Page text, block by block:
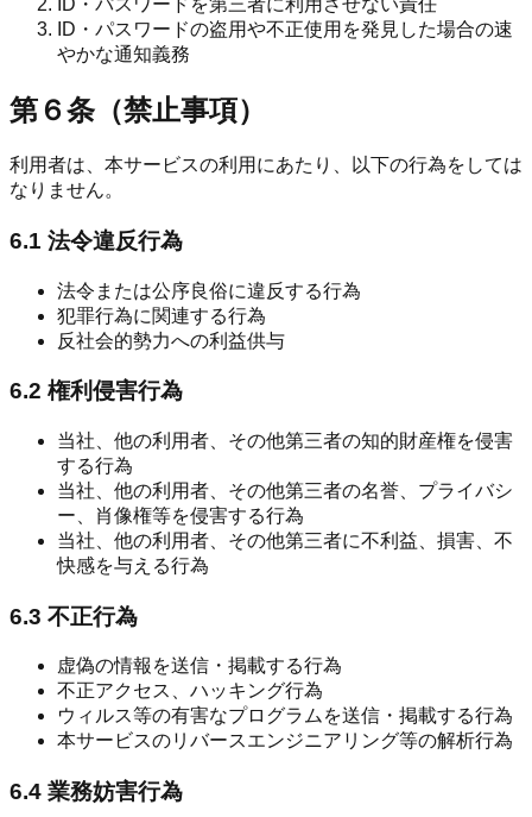
ID・パスワードを第三者に利用させない責任
ID・パスワードの盗用や不正使用を発見した場合の速
やかな通知義務
第６条（禁止事項）
利用者は、本サービスの利用にあたり、以下の行為をしては
なりません。
6.1 法令違反行為
法令または公序良俗に違反する行為
犯罪行為に関連する行為
反社会的勢力への利益供与
6.2 権利侵害行為
当社、他の利用者、その他第三者の知的財産権を侵害
する行為
当社、他の利用者、その他第三者の名誉、プライバシ
ー、肖像権等を侵害する行為
当社、他の利用者、その他第三者に不利益、損害、不
快感を与える行為
6.3 不正行為
虚偽の情報を送信・掲載する行為
不正アクセス、ハッキング行為
ウィルス等の有害なプログラムを送信・掲載する行為
本サービスのリバースエンジニアリング等の解析行為
6.4 業務妨害行為